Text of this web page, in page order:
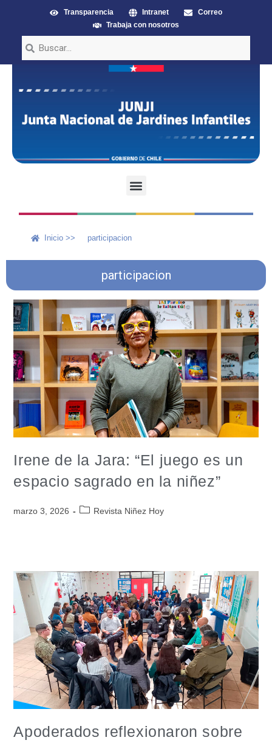
Transparencia Intranet
Correo
Trabaja con nosotros
Inicio >> participacion
participacion
Irene de la Jara: “El juego es un
espacio sagrado en la niñez”
marzo 3, 2026 Revista Niñez Hoy
Apoderados reflexionaron sobre